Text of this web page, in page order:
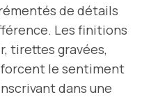
de détails
Les finitions
tirettes gravées,
le sentiment
dans une